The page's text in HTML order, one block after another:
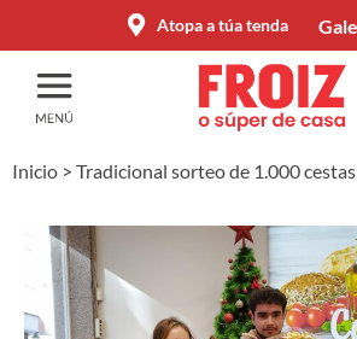
Atopa a túa tenda
Inicio > Tradicional sorteo de 1.000